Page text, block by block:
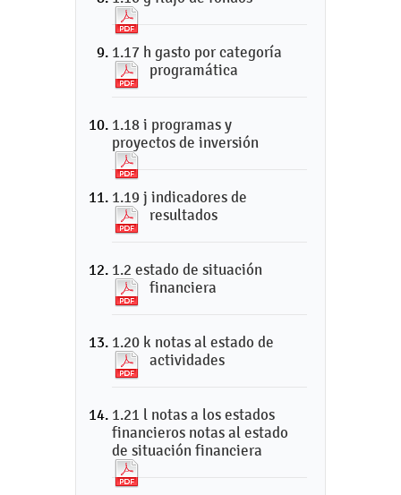
1.17 h gasto por categoría
programática
1.18 i programas y
proyectos de inversión
1.19 j indicadores de
resultados
1.2 estado de situación
financiera
1.20 k notas al estado de
actividades
1.21 l notas a los estados
financieros notas al estado
de situación financiera